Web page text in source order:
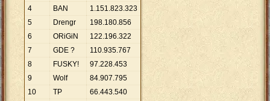
4
BAN 1.151.823.323
5
Drengr 198.180.856
6
ORiGiN 122.196.322
7
GDE ? 110.935.767
8
FUSKY! 97.228.453
9
Wolf 84.907.795
10
TP 66.443.540